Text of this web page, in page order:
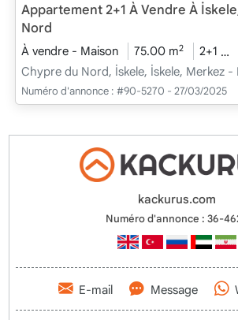
Appartement 2+1 À Vendre À
Nord
À vendre - Maison 75.00 m2 2+1
Chypre du Nord, İskele, İskele, Merkez -
Numéro d'annonce : #90-5270 - 27/03/2025
kackurus.com
Numéro d'annonce : 36-
E-mail Message